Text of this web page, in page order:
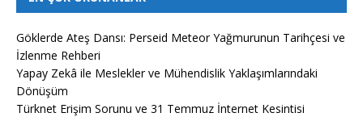
Göklerde Ateş Dansı: Perseid Meteor Yağmurunun Tarihçesi ve
İzlenme Rehberi
Yapay Zekâ ile Meslekler ve Mühendislik Yaklaşımlarındaki
Dönüşüm
Türknet Erişim Sorunu ve 31 Temmuz İnternet Kesintisi